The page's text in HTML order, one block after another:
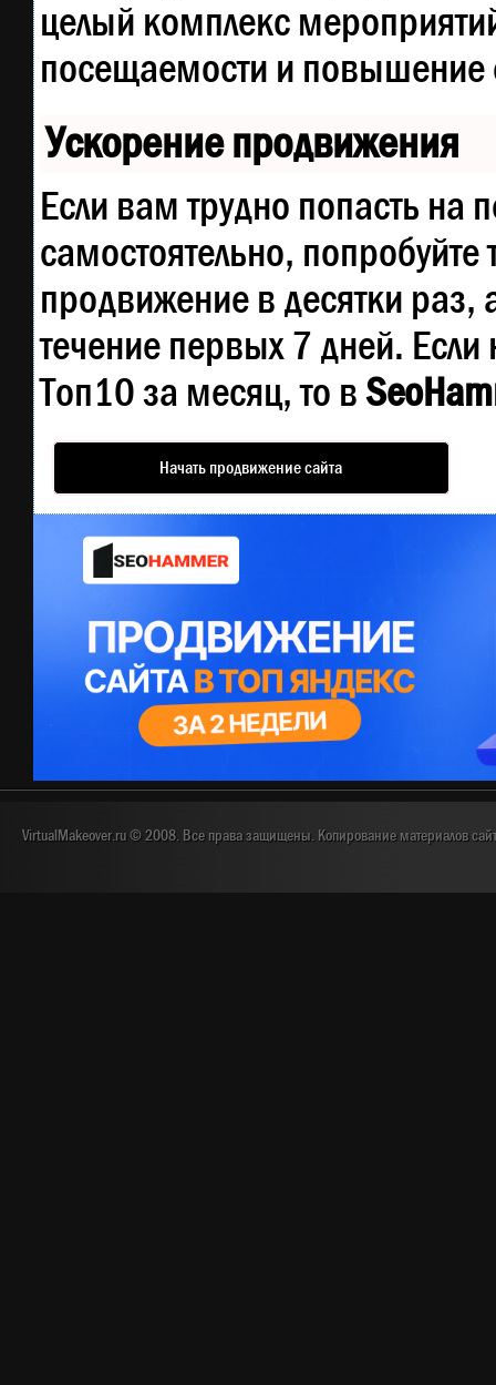
целый комплекс
посещаемости и повышение
Ускорение продвижения
Если вам трудно попасть на
самостоятельно, попробуйте
продвижение в десятки раз,
течение первых 7 дней.
Топ10 за месяц, то в
Начать продвижение сайта
VirtualMakeover.ru © 2008. Все права защищены. Копирование материалов